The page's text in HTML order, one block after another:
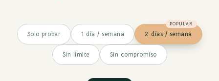
Solo probar 1 día / semana 2 días / semana
POPULAR
Sin límite Sin compromiso